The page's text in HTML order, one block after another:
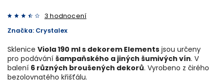
3 hodnocení
Značka: Crystalex
Sklenice Viola 190 ml s dekorem Elements jsou určeny
pro podávání šampaňského a jiných šumivých vín. V
balení 6 různých broušených dekorů. Vyrobeno z čirého
bezolovnatého křišťálu.